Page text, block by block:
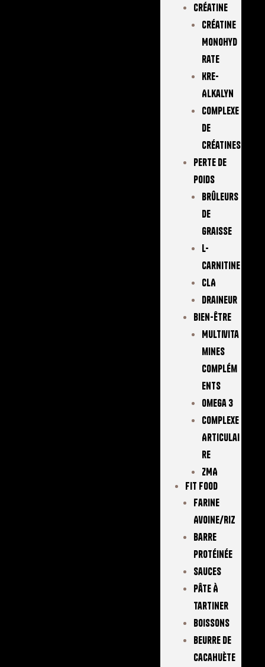
Créatine
Créatine
Monohyd
Rate
Kre-
Alkalyn
Complexe
De
Créatines
Perte De
Poids
Brûleurs
De
Graisse
L-
Carnitine
CLA
Draineur
Bien-Être
Multivita
Mines
Complém
Ents
Omega 3
Complexe
Articulai
Re
ZMA
FIT FOOD
Farine
Avoine/Riz
Barre
Protéinée
Sauces
Pâte À
Tartiner
Boissons
Beurre De
Cacahuète